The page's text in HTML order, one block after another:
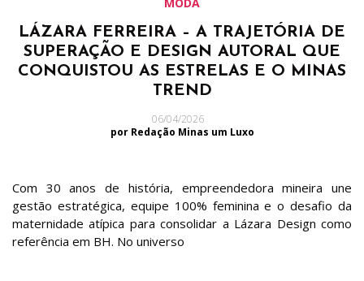
LÁZARA FERREIRA – A TRAJETÓRIA DE
SUPERAÇÃO E DESIGN AUTORAL QUE
CONQUISTOU AS ESTRELAS E O MINAS
TREND
06/04/2026
por Redação Minas um Luxo
Com 30 anos de história, empreendedora mineira une
gestão estratégica, equipe 100% feminina e o desafio da
maternidade atípica para consolidar a Lázara Design como
referência em BH. No universo